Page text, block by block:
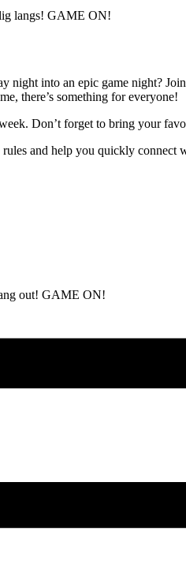
langs! GAME ON!
into an epic game night?
there’s something for everyone!
Don’t forget to bring your
and help you quickly
out! GAME ON!